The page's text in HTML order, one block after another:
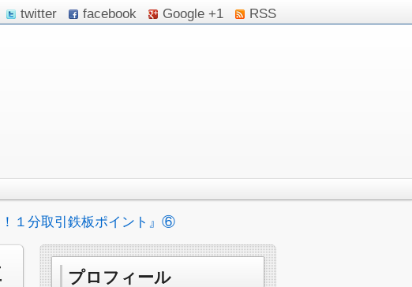
twitter facebook Google +1 RSS
１分取引鉄板ポイント』⑥
プロフィール